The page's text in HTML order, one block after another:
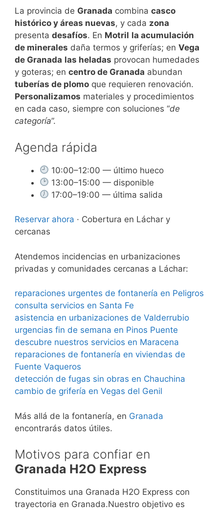
La provincia de Granada combina casco
histórico y áreas nuevas, y cada zona
presenta desafíos. En Motril la acumulación
de minerales daña termos y griferías; en Vega
de Granada las heladas provocan humedades
y goteras; en centro de Granada abundan
tuberías de plomo que requieren renovación.
Personalizamos materiales y procedimientos
en cada caso, siempre con soluciones “de
categoría”.
Agenda rápida
10:00–12:00 — último hueco
13:00–15:00 — disponible
17:00–19:00 — última salida
Reservar ahora · Cobertura en Láchar y
cercanas
Atendemos incidencias en urbanizaciones
privadas y comunidades cercanas a Láchar:
reparaciones urgentes de fontanería en Peligros
consulta servicios en Santa Fe
asistencia en urbanizaciones de Valderrubio
urgencias fin de semana en Pinos Puente
descubre nuestros servicios en Maracena
reparaciones de fontanería en viviendas de
Fuente Vaqueros
detección de fugas sin obras en Chauchina
cambio de grifería en Vegas del Genil
Más allá de la fontanería, en Granada
encontrarás datos útiles.
Motivos para confiar en
Granada H2O Express
Constituimos una Granada H2O Express con
trayectoria en Granada.Nuestro objetivo es